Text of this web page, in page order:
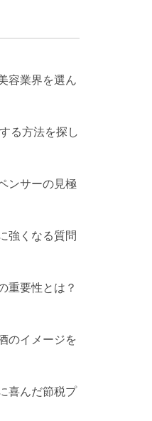
容業界を選ん
る方法を探し
ンサーの見極
強くなる質問
重要性とは？
のイメージを
喜んだ節税プ